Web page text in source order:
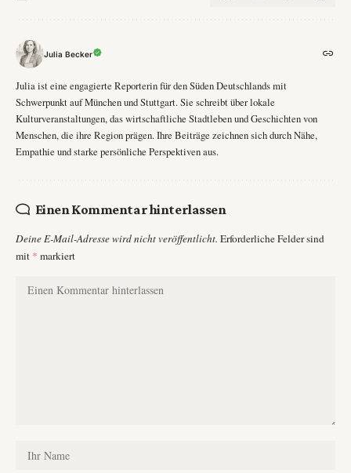
Julia Becker
Julia ist eine engagierte Reporterin für den Süden Deutschlands mit
Schwerpunkt auf München und Stuttgart. Sie schreibt über lokale
Kulturveranstaltungen, das wirtschaftliche Stadtleben und Geschichten von
Menschen, die ihre Region prägen. Ihre Beiträge zeichnen sich durch Nähe,
Empathie und starke persönliche Perspektiven aus.
Einen Kommentar hinterlassen
Deine E-Mail-Adresse wird nicht veröffentlicht. Erforderliche Felder sind
mit * markiert